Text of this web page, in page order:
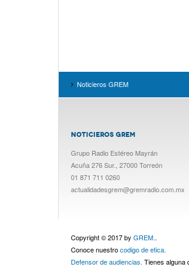
Noticieros GREM
NOTICIEROS GREM
Grupo Radio Estéreo Mayrán
Acuña 276 Sur., 27000 Torreón
01 871 711 0260
actualidadesgrem@gremradio.com.mx
Copyright © 2017 by GREM..
Conoce nuestrocodigo de etica.
Defensor de audiencias. Tienes alguna